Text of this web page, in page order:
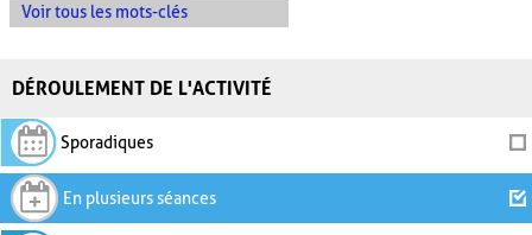
Voir tous les mots-clés
DÉROULEMENT DE L'ACTIVITÉ
Sporadiques
En plusieurs séances